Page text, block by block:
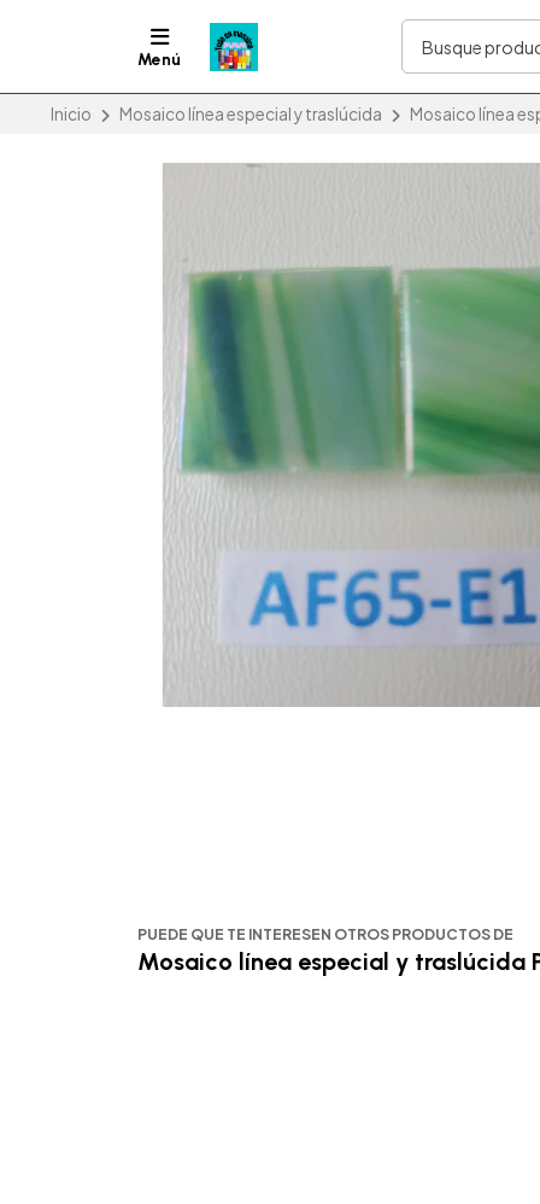
Menú
Inicio Mosaico línea especial y traslúcida Mosaico línea
PUEDE QUE TE INTERESEN OTROS PRODUCTOS DE
Mosaico línea especial y traslúcida